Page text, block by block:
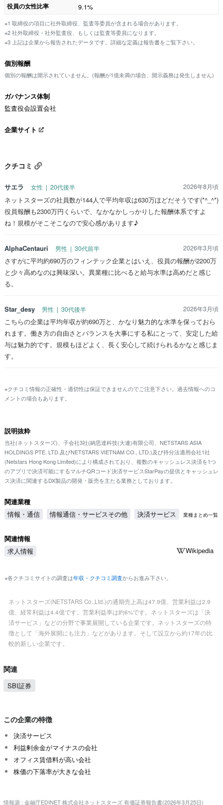
役員の女性比率 9.1%
※1 取締役の項目に社外取締役、監査等委員が含まれる場合があります。
※2 社外取締役・社外監査役、もしくは監査等委員になります。
※3 上記は企業から報告されたデータです。詳細な定義は報告書をご覧下さい。
個別報酬
個別の報酬は開示されていません。(報酬が1億未満の場合、開示義務は発生しません)
ガバナンス体制
監査役会設置会社
企業サイト
クチコミ
サエラ 女性 | 20代後半 2026年8月頃
ネットスターズの社員数が144人で平均年収は630万ほどだそうです(*^_^*)
役員報酬も2300万円くらいで、なかなかしっかりした報酬体系ですよ
ね！規模がそこそこなので安心感があります♪
AlphaCentauri 男性 | 30代前半 2026年3月頃
さすがに平均約690万のフィンテック企業とはいえ、役員の報酬が2200万
と少々高めなのは興味深い。異業種に比べると給与水準は高めだと感じ
る。
Star_desy 男性 | 30代後半 2026年3月頃
こちらの企業は平均年収が約690万と、かなり魅力的な水準を保っておら
れます。働き方の自由さとバランスを大事にする私にとって、安定した給
与は魅力的です。規模もほどよく、長く安心して続けられるかなと感じま
す。
※クチコミ情報の正確性・適切性は保証できませんのでご注意下さい。過去情報へのコ
メントの場合もあります。
説明抜粋
当社(ネットスターズ)、子会社3社(納思達科技(大連)有限公司、NETSTARS ASIA
HOLDINGS PTE. LTD.及びNETSTARS VIETNAM CO., LTD.)及び持分法適用会社1社
(Netstars Hong Kong Limited)により構成されており、複数のキャッシュレス決済を1つ
のアプリで決済可能にするマルチQRコード決済サービスStarPayの提供とキャッシュレ
ス決済に関連するDX製品の開発・販売を主たる業務としております。
関連業種
情報・通信
情報通信・サービスその他 決済サービス 業種まとめ一覧
関連情報
求人情報
Wikipedia
※各クチコミサイトの調査は年収・クチコミ調査からお進み下さい。
ネットスターズ(NETSTARS Co.,Ltd.)の通期売上高は47.9億、営業利益は2.9
億、経常利益は4.4億です。営業利益率は約6%です。ネットスターズは「決
済サービス」などの分野で事業展開している企業です。ネットスターズの特
徴として「海外展開にも注力」などがあります。そして設立から約17年の比
較的新しい企業です。
関連
SBI証券
この企業の特徴
決済サービス
利益剰余金がマイナスの会社
オフィス賃借料が高い会社
株価の下落率が大きな会社
情報源 : 金融庁EDINET 株式会社ネットスターズ 有価証券報告書(2026年3月25日)